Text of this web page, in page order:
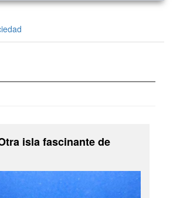
isla fascinante de